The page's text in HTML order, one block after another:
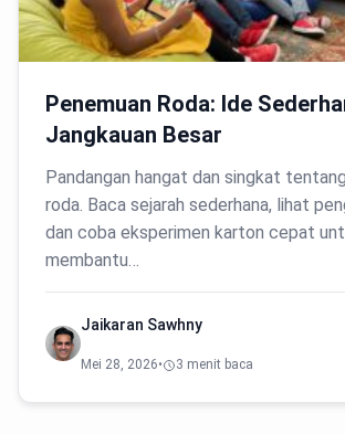
Penemuan Roda: Ide
Jangkauan Besar
Pandangan hangat dan singkat
roda. Baca sejarah sederhana, lihat
dan coba eksperimen karton cepat
membantu…
Jaikaran Sawhny
Mei 28, 2026• 3 menit baca